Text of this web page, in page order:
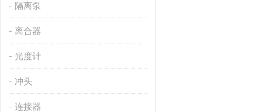
隔离泵
离合器
光度计
冲头
连接器